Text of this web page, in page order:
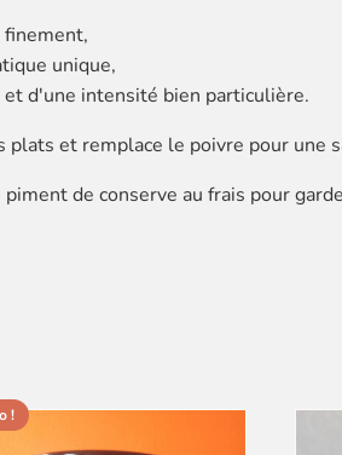
unique,
d'une intensité bien particulière.
et remplace le poivre pour une
de conserve au frais pour
!